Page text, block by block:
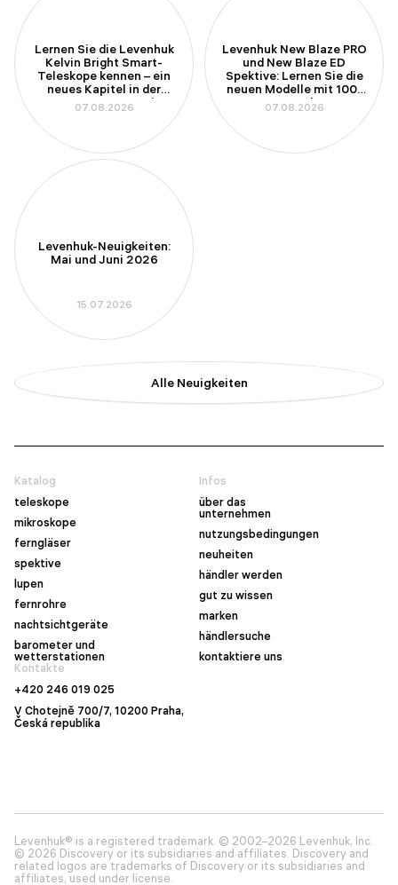
Lernen Sie die Levenhuk
Kelvin Bright Smart-
Teleskope kennen – ein
neues Kapitel in der
Amateurastronomie
07.08.2026
Levenhuk New Blaze PRO
und New Blaze ED
Spektive: Lernen Sie die
neuen Modelle mit 100-
mm-Apertur kennen
07.08.2026
Levenhuk-Neuigkeiten:
Mai und Juni 2026
15.07.2026
Alle Neuigkeiten
Katalog
teleskope
mikroskope
ferngläser
spektive
lupen
fernrohre
nachtsichtgeräte
barometer und
wetterstationen
Infos
über das
unternehmen
nutzungsbedingungen
neuheiten
händler werden
gut zu wissen
marken
händlersuche
kontaktiere uns
Kontakte
+420 246 019 025
V Chotejně 700/7, 10200 Praha,
Česká republika
Levenhuk® is a registered trademark. © 2002–2026 Levenhuk, Inc.
© 2026 Discovery or its subsidiaries and affiliates. Discovery and
related logos are trademarks of Discovery or its subsidiaries and
affiliates, used under license.